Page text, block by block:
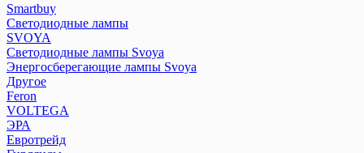
Smartbuy
Светодиодные лампы
SVOYA
Светодиодные лампы Svoya
Энергосберегающие лампы Svoya
Другое
Feron
VOLTEGA
ЭРА
Евротрейд